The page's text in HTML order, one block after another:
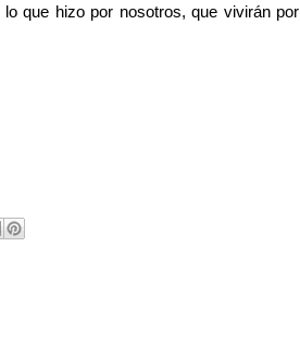
que hizo por nosotros, que vivirán por